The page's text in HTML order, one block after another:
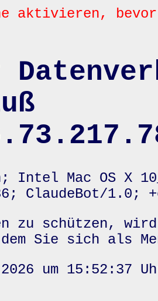
aktivieren,
Mac OS X
ClaudeBot/1.0;
zu schützen,
Sie sich als
um 15:52:37